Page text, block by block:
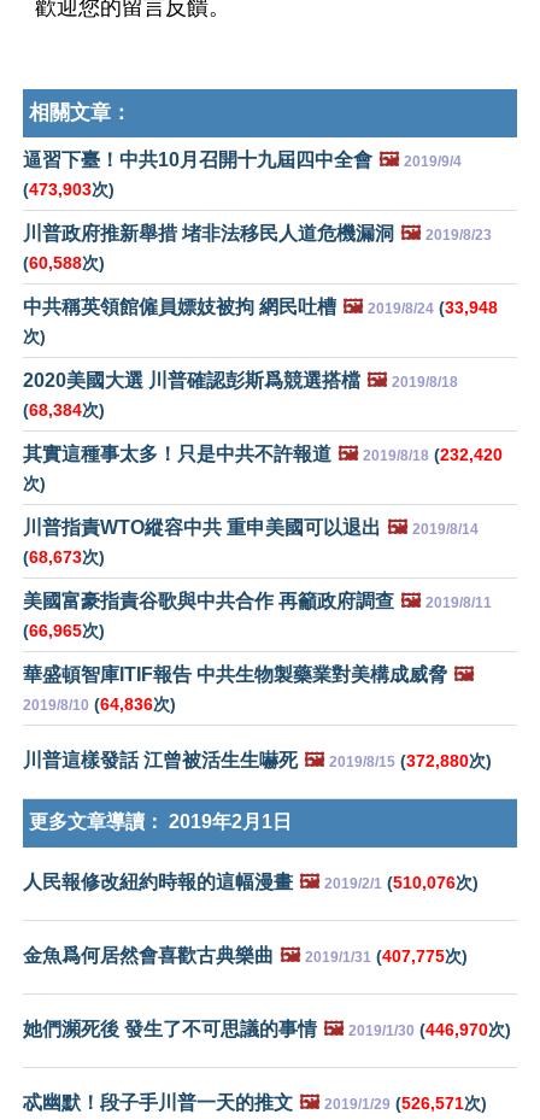
歡迎您的留言反饋。
相關文章：
逼習下臺！中共10月召開十九屆四中全會 🖼️ 2019/9/4
(473,903次)
川普政府推新舉措 堵非法移民人道危機漏洞 🖼️ 2019/8/23
(60,588次)
中共稱英領館僱員嫖妓被拘 網民吐槽 🖼️ 2019/8/24 (33,948
次)
2020美國大選 川普確認彭斯爲競選搭檔 🖼️ 2019/8/18
(68,384次)
其實這種事太多！只是中共不許報道 🖼️ 2019/8/18 (232,420
次)
川普指責WTO縱容中共 重申美國可以退出 🖼️ 2019/8/14
(68,673次)
美國富豪指責谷歌與中共合作 再籲政府調查 🖼️ 2019/8/11
(66,965次)
華盛頓智庫ITIF報告 中共生物製藥業對美構成威脅 🖼️
2019/8/10 (64,836次)
川普這樣發話 江曾被活生生嚇死 🖼️ 2019/8/15 (372,880次)
更多文章導讀： 2019年2月1日
人民報修改紐約時報的這幅漫畫 🖼️ 2019/2/1 (510,076次)
金魚爲何居然會喜歡古典樂曲 🖼️ 2019/1/31 (407,775次)
她們瀕死後 發生了不可思議的事情 🖼️ 2019/1/30 (446,970次)
忒幽默！段子手川普一天的推文 🖼️ 2019/1/29 (526,571次)